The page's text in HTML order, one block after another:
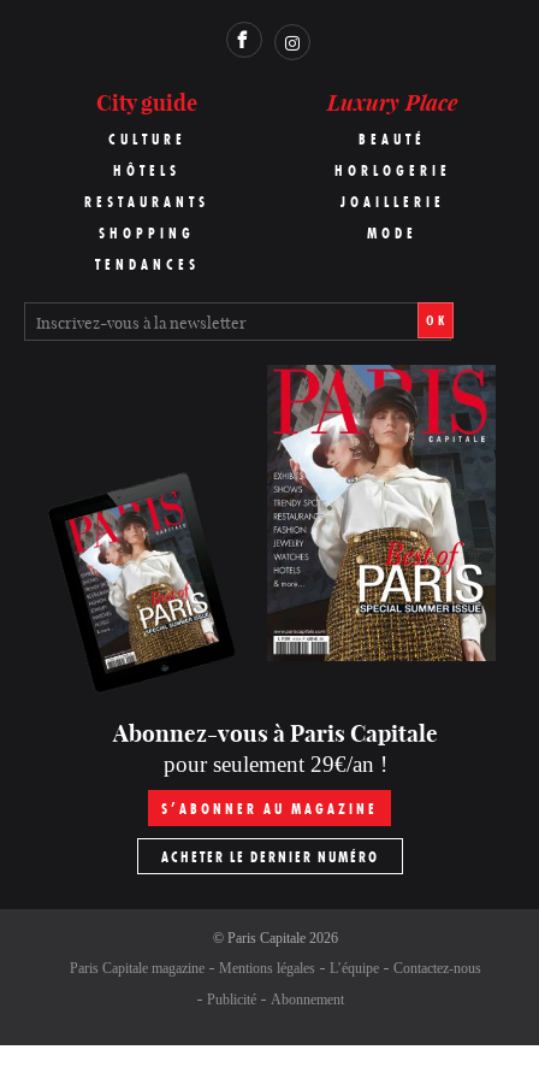
City guide
CULTURE
HÔTELS
RESTAURANTS
SHOPPING
TENDANCES
Luxury Place
BEAUTÉ
HORLOGERIE
JOAILLERIE
MODE
OK
Abonnez-vous à Paris Capitale
pour seulement 29€/an !
S’ABONNER AU MAGAZINE
ACHETER LE DERNIER NUMÉRO
© Paris Capitale2026
Paris Capitale magazine
Mentions légales L’équipe
Contactez-nous
Publicité
Abonnement